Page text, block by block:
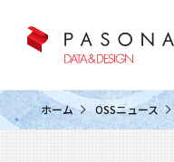
ホーム OSSニュース